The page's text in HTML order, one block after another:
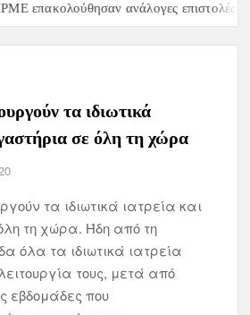
επακολούθησαν ανάλογες επιστολές
τα ιδιωτικά
σε όλη τη χώρα
τα ιδιωτικά ιατρεία και
τη χώρα. Ήδη από τη
όλα τα ιδιωτικά ιατρεία
τους, μετά από
εβδομάδες που